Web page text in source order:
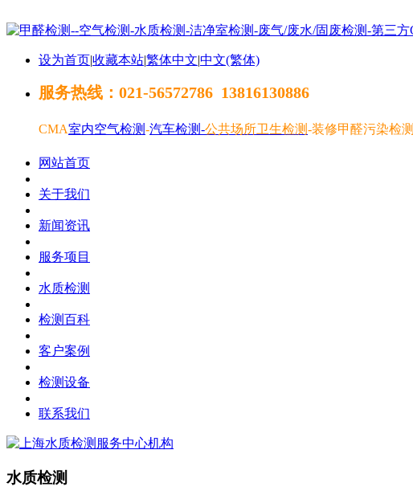
设为首页|收藏本站|繁体中文|中文(繁体)
服务热线：021-56572786 13816130886
CMA室内空气检测-汽车检测-公共场所卫生检测-装修甲醛污染检测
网站首页
关于我们
新闻资讯
服务项目
水质检测
检测百科
客户案例
检测设备
联系我们
水质检测